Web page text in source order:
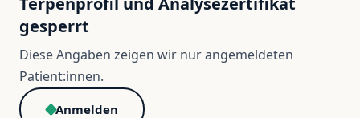
gesperrt
Diese Angaben zeigen wir nur angemeldeten
Patient:innen.
Anmelden